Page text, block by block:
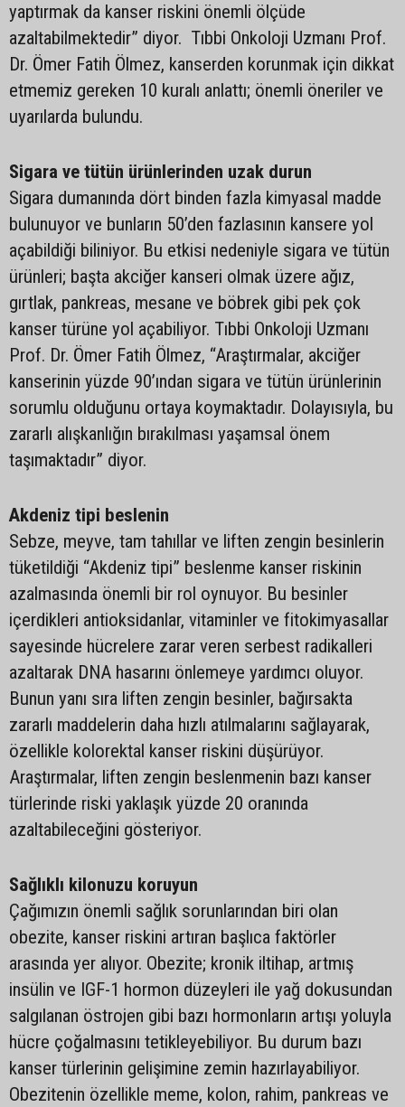
yaptırmak da kanser riskini önemli ölçüde
azaltabilmektedir” diyor. Tıbbi Onkoloji Uzmanı Prof.
Dr. Ömer Fatih Ölmez, kanserden korunmak için dikkat
etmemiz gereken 10 kuralı anlattı; önemli öneriler ve
uyarılarda bulundu.
Sigara ve tütün ürünlerinden uzak durun
Sigara dumanında dört binden fazla kimyasal madde
bulunuyor ve bunların 50’den fazlasının kansere yol
açabildiği biliniyor. Bu etkisi nedeniyle sigara ve tütün
ürünleri; başta akciğer kanseri olmak üzere ağız,
gırtlak, pankreas, mesane ve böbrek gibi pek çok
kanser türüne yol açabiliyor. Tıbbi Onkoloji Uzmanı
Prof. Dr. Ömer Fatih Ölmez, “Araştırmalar, akciğer
kanserinin yüzde 90’ından sigara ve tütün ürünlerinin
sorumlu olduğunu ortaya koymaktadır. Dolayısıyla, bu
zararlı alışkanlığın bırakılması yaşamsal önem
taşımaktadır” diyor.
Akdeniz tipi beslenin
Sebze, meyve, tam tahıllar ve liften zengin besinlerin
tüketildiği “Akdeniz tipi” beslenme kanser riskinin
azalmasında önemli bir rol oynuyor. Bu besinler
içerdikleri antioksidanlar, vitaminler ve fitokimyasallar
sayesinde hücrelere zarar veren serbest radikalleri
azaltarak DNA hasarını önlemeye yardımcı oluyor.
Bunun yanı sıra liften zengin besinler, bağırsakta
zararlı maddelerin daha hızlı atılmalarını sağlayarak,
özellikle kolorektal kanser riskini düşürüyor.
Araştırmalar, liften zengin beslenmenin bazı kanser
türlerinde riski yaklaşık yüzde 20 oranında
azaltabileceğini gösteriyor.
Sağlıklı kilonuzu koruyun
Çağımızın önemli sağlık sorunlarından biri olan
obezite, kanser riskini artıran başlıca faktörler
arasında yer alıyor. Obezite; kronik iltihap, artmış
insülin ve IGF-1 hormon düzeyleri ile yağ dokusundan
salgılanan östrojen gibi bazı hormonların artışı yoluyla
hücre çoğalmasını tetikleyebiliyor. Bu durum bazı
kanser türlerinin gelişimine zemin hazırlayabiliyor.
Obezitenin özellikle meme, kolon, rahim, pankreas ve